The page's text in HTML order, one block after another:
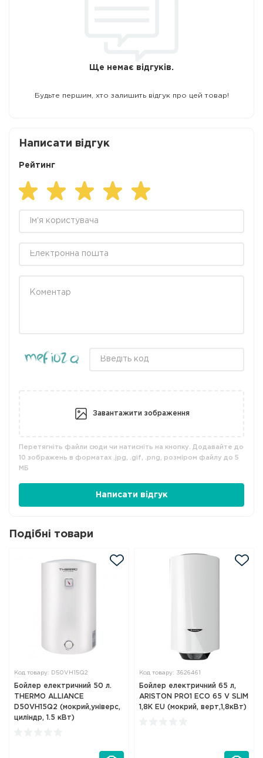
Ще немає відгуків.
Будьте першим, хто залишить відгук про цей товар!
Написати відгук
Рейтинг
Завантажити зображення
Перетягніть файли сюди чи натисніть на кнопку. Додавайте до
10 зображень в форматах .jpg, .gif, .png, розміром файлу до 5
МБ
Написати відгук
Подібні товари
Код товару: D50VH15Q2
Бойлер електричний 50 л.
THERMO ALLIANCE
D50VH15Q2 (мокрий,універс,
циліндр, 1.5 кВт)
Код товару: 3626461
Бойлер електричний 65 л,
ARISTON PRO1 ECO 65 V SLIM
1,8K EU (мокрий, верт,1,8кВт)